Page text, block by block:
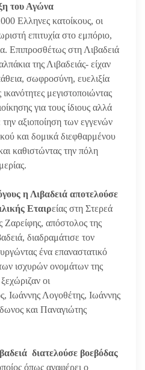
του Αγώνα
Ελληνες κατοίκους, οι
επιτυχία στο εμπόριο,
Επιπροσθέτως στη Λιβαδειά
της Λιβαδειάς- είχαν
σωφροσύνη, ευελιξία
μεγιστοποιώντας
για τους ίδιους αλλά
την αξιοποίηση των εγγενών
και δομικά διεφθαρμένου
καθιστώντας την πόλη
η Λιβαδειά αποτελούσε
Εταιρείας στη Στερεά
απόστολος της
διαδραμάτισε τον
ένα επαναστατικό
ισχυρών ονομάτων της
οι
Ιωάννης Λογοθέτης, Ιωάννης
και Παναγιώτης
διατελούσε βοεβόδας
όπως αναφέρει ο